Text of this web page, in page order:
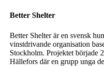
Better Shelter
Better Shelter är en svensk
vinstdrivande organisation
Stockholm. Projektet började
Hällefors där en grupp unga